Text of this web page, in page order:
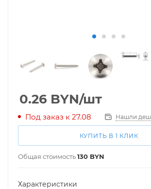
0.26 BYN/шт
Под заказ к 27.08 Нашли
КУПИТЬ В 1 КЛИК
Общая стоимость130 BYN
Характеристики